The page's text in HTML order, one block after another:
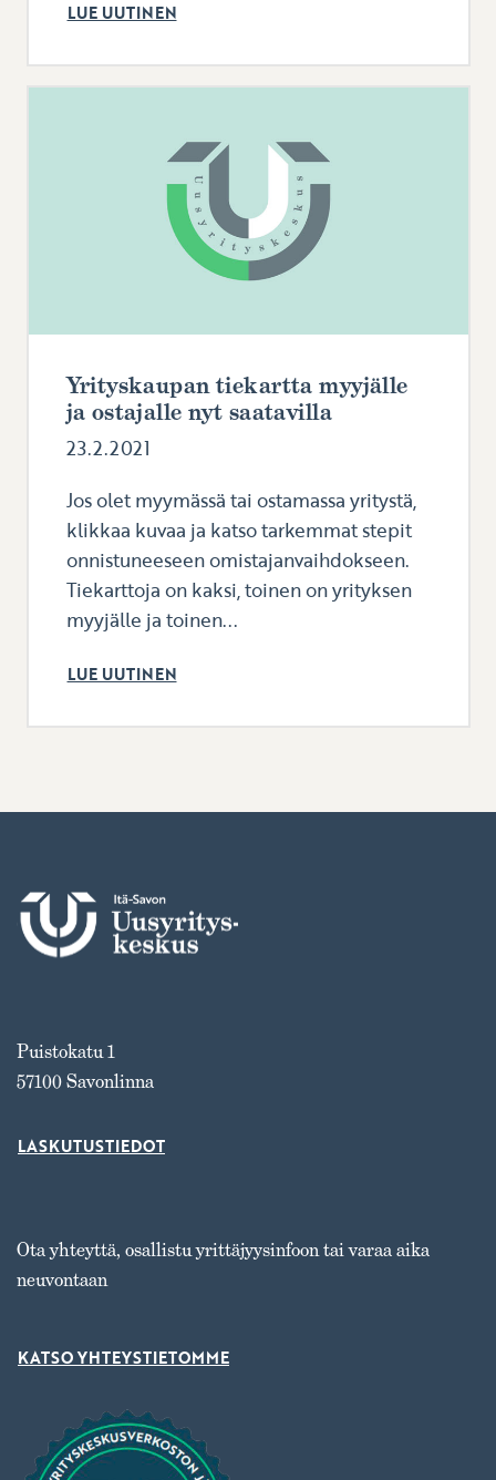
LUE UUTINEN
Yrityskaupan tiekartta myyjälle
ja ostajalle nyt saatavilla
23.2.2021
Jos olet myymässä tai ostamassa yritystä,
klikkaa kuvaa ja katso tarkemmat stepit
onnistuneeseen omistajanvaihdokseen.
Tiekarttoja on kaksi, toinen on yrityksen
myyjälle ja toinen...
LUE UUTINEN
Puistokatu 1
57100 Savonlinna
LASKUTUSTIEDOT
Ota yhteyttä, osallistu yrittäjyysinfoon tai varaa aika
neuvontaan
KATSO YHTEYSTIETOMME